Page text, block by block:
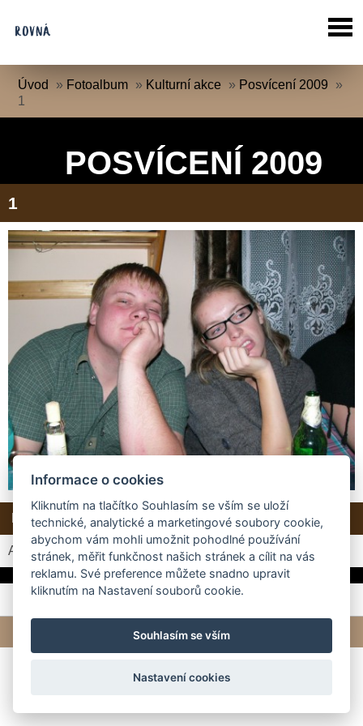
Úvod » Fotoalbum » Kulturní akce » Posvícení 2009 »
1
POSVÍCENÍ 2009
1
Další → Zpět do složky
Automatické procházení: 3| |5| | 7 (čas ve vteřinách)
© 2026 eStránky.cz | Tvorba webových stránek
Informace o cookies
Kliknutím na tlačítko Souhlasím se vším se uloží
technické, analytické a marketingové soubory cookie,
abychom vám mohli umožnit pohodlné používání
stránek, měřit funkčnost našich stránek a cílit na vás
reklamu. Své preference můžete snadno upravit
kliknutím na Nastavení souborů cookie.
Souhlasím se vším
Nastavení cookies